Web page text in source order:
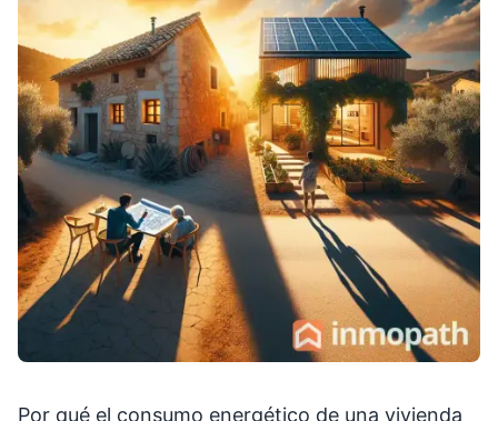
Por qué el consumo energético de una vivienda